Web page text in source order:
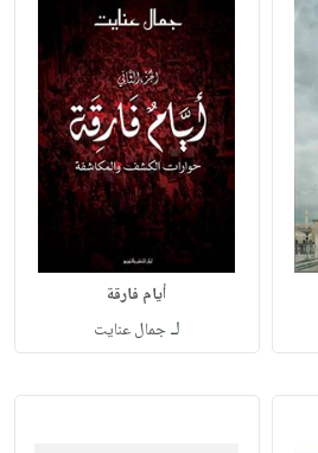
أيام فارقة
لـجمال عنايت